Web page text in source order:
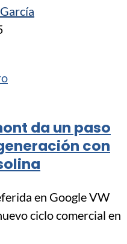
da un paso
con
en Google VW
ciclo comercial en